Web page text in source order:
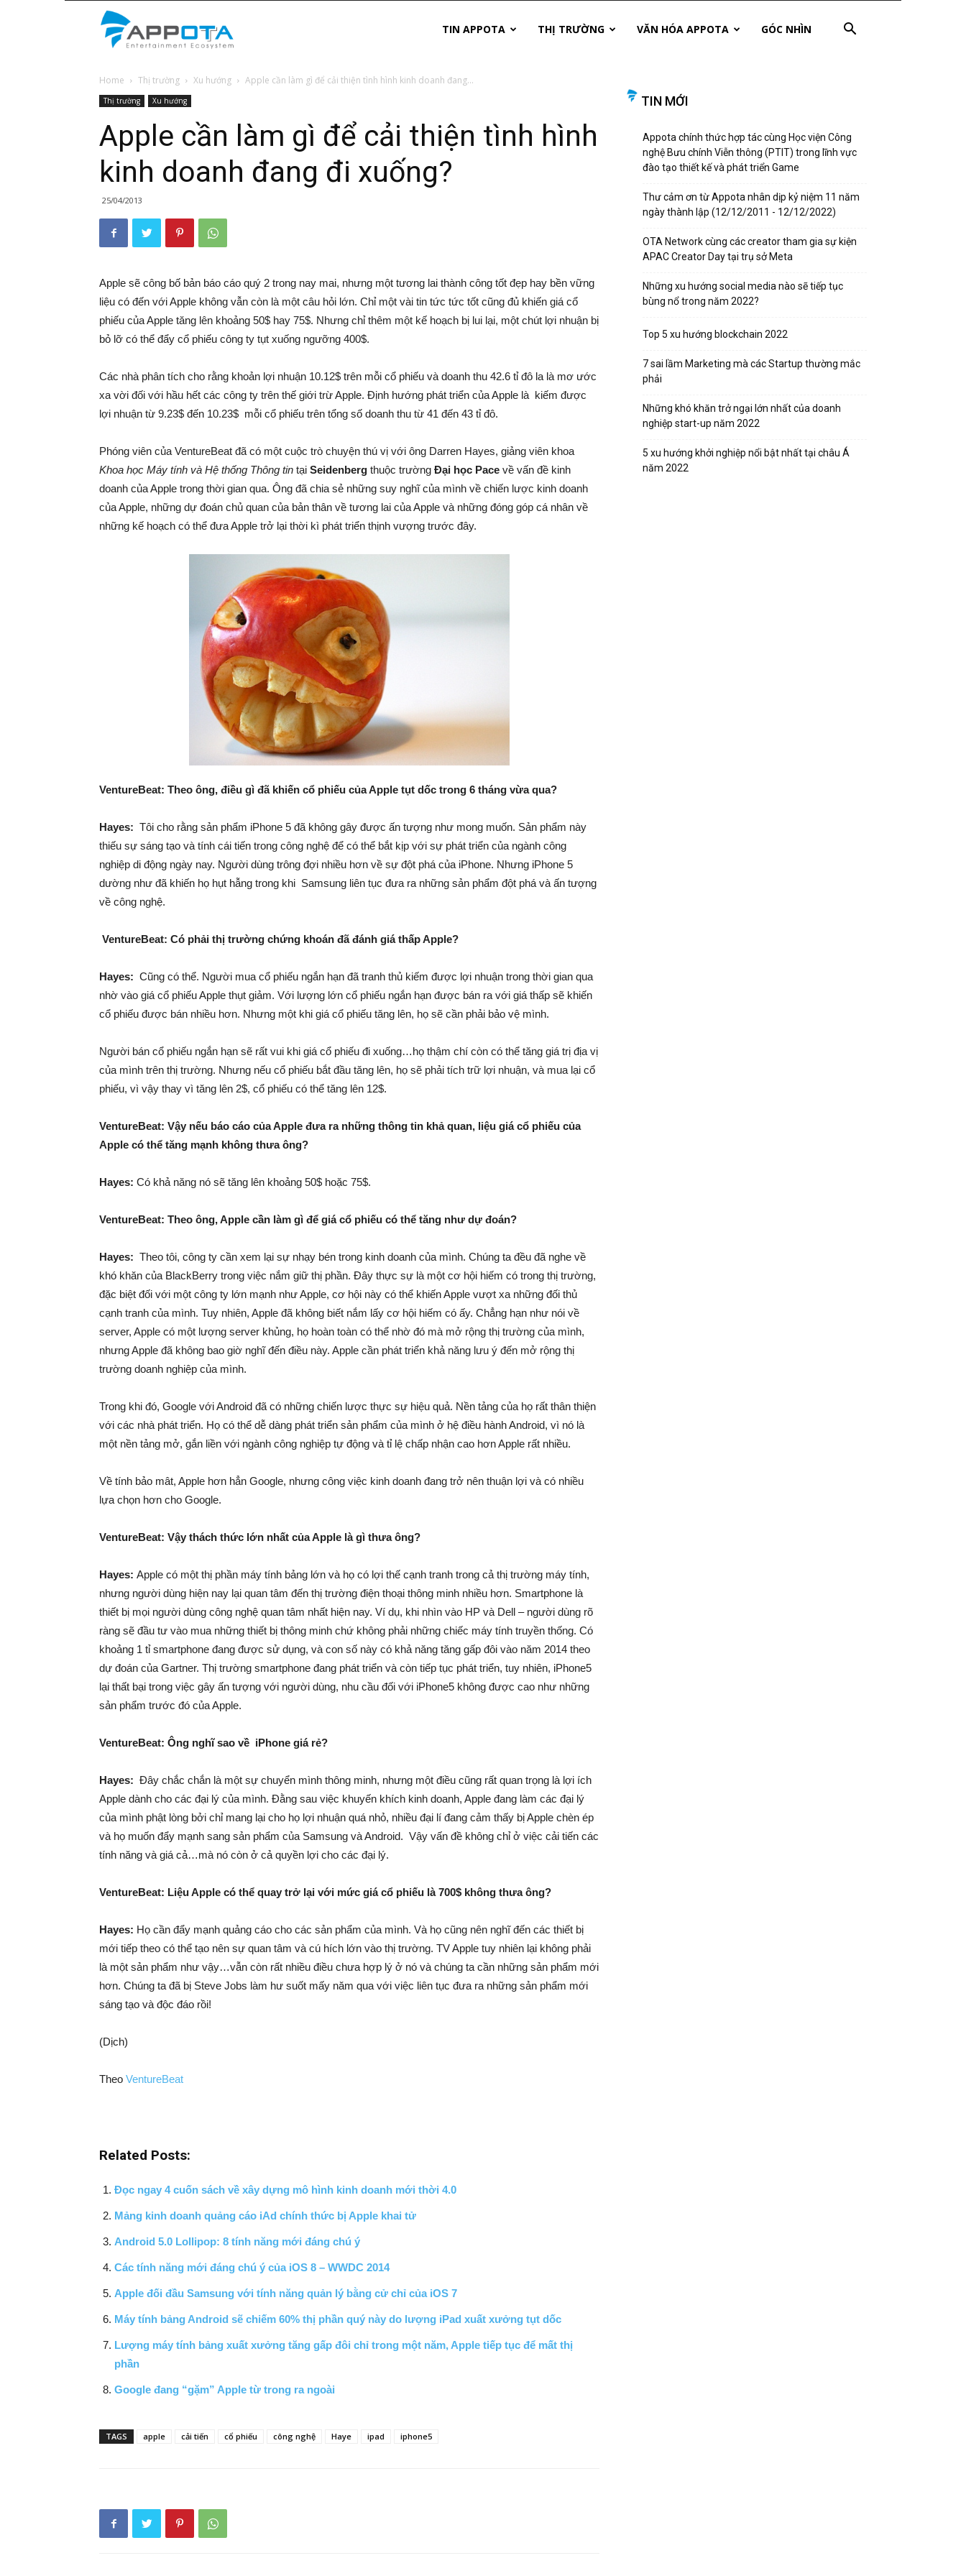
News
TIN APPOTA THỊ TRƯỜNG VĂN HÓA APPOTA GÓC NHÌN
Home Thị trường Xu hướng Apple cần làm gì để cải thiện tình hình kinh doanh đang...
Thị trường Xu hướng
Apple cần làm gì để cải thiện tình hình
kinh doanh đang đi xuống?
25/04/2013
Apple sẽ công bố bản báo cáo quý 2 trong nay mai, nhưng một tương lai thành công tốt đẹp hay bền vững
liệu có đến với Apple không vẫn còn là một câu hỏi lớn. Chỉ một vài tin tức tức tốt cũng đủ khiến giá cổ
phiếu của Apple tăng lên khoảng 50$ hay 75$. Nhưng chỉ thêm một kế hoạch bị lui lại, một chút lợi nhuận bị
bỏ lỡ có thể đẩy cổ phiếu công ty tụt xuống ngưỡng 400$.
Các nhà phân tích cho rằng khoản lợi nhuận 10.12$ trên mỗi cổ phiếu và doanh thu 42.6 tỉ đô la là mơ ước
xa vời đối với hầu hết các công ty trên thế giới trừ Apple. Định hướng phát triển của Apple là kiếm được
lợi nhuận từ 9.23$ đến 10.23$ mỗi cổ phiếu trên tổng số doanh thu từ 41 đến 43 tỉ đô.
Phóng viên của VentureBeat đã có một cuộc trò chuyện thú vị với ông Darren Hayes, giảng viên khoa
Khoa học Máy tính và Hệ thống Thông tin tại Seidenberg thuộc trường Đại học Pace về vấn đề kinh
doanh của Apple trong thời gian qua. Ông đã chia sẻ những suy nghĩ của mình về chiến lược kinh doanh
của Apple, những dự đoán chủ quan của bản thân về tương lai của Apple và những đóng góp cá nhân về
những kế hoạch có thể đưa Apple trở lại thời kì phát triển thịnh vượng trước đây.
VentureBeat: Theo ông, điều gì đã khiến cổ phiếu của Apple tụt dốc trong 6 tháng vừa qua?
Hayes: Tôi cho rằng sản phẩm iPhone 5 đã không gây được ấn tượng như mong muốn. Sản phẩm này
thiếu sự sáng tạo và tính cái tiến trong công nghệ để có thể bắt kịp với sự phát triển của ngành công
nghiệp di động ngày nay. Người dùng trông đợi nhiều hơn về sự đột phá của iPhone. Nhưng iPhone 5
dường như đã khiến họ hụt hẫng trong khi Samsung liên tục đưa ra những sản phẩm đột phá và ấn tượng
về công nghệ.
VentureBeat: Có phải thị trường chứng khoán đã đánh giá thấp Apple?
Hayes: Cũng có thể. Người mua cổ phiếu ngắn hạn đã tranh thủ kiếm được lợi nhuận trong thời gian qua
nhờ vào giá cổ phiếu Apple thụt giảm. Với lượng lớn cổ phiếu ngắn hạn được bán ra với giá thấp sẽ khiến
cổ phiếu được bán nhiều hơn. Nhưng một khi giá cổ phiếu tăng lên, họ sẽ cần phải bảo vệ mình.
Người bán cổ phiếu ngắn hạn sẽ rất vui khi giá cổ phiếu đi xuống…họ thậm chí còn có thể tăng giá trị địa vị
của mình trên thị trường. Nhưng nếu cổ phiếu bắt đầu tăng lên, họ sẽ phải tích trữ lợi nhuận, và mua lại cổ
phiếu, vì vậy thay vì tăng lên 2$, cổ phiếu có thể tăng lên 12$.
VentureBeat: Vậy nếu báo cáo của Apple đưa ra những thông tin khả quan, liệu giá cổ phiếu của
Apple có thể tăng mạnh không thưa ông?
Hayes: Có khả năng nó sẽ tăng lên khoảng 50$ hoặc 75$.
VentureBeat: Theo ông, Apple cần làm gì để giá cổ phiếu có thể tăng như dự đoán?
Hayes: Theo tôi, công ty cần xem lại sự nhạy bén trong kinh doanh của mình. Chúng ta đều đã nghe về
khó khăn của BlackBerry trong việc nắm giữ thị phần. Đây thực sự là một cơ hội hiếm có trong thị trường,
đặc biệt đối với một công ty lớn mạnh như Apple, cơ hội này có thể khiến Apple vượt xa những đối thủ
cạnh tranh của mình. Tuy nhiên, Apple đã không biết nắm lấy cơ hội hiếm có ấy. Chẳng hạn như nói về
server, Apple có một lượng server khủng, họ hoàn toàn có thể nhờ đó mà mở rộng thị trường của mình,
nhưng Apple đã không bao giờ nghĩ đến điều này. Apple cần phát triển khả năng lưu ý đến mở rộng thị
trường doanh nghiệp của mình.
Trong khi đó, Google với Android đã có những chiến lược thực sự hiệu quả. Nền tảng của họ rất thân thiện
với các nhà phát triển. Họ có thể dễ dàng phát triển sản phẩm của mình ở hệ điều hành Android, vì nó là
một nền tảng mở, gắn liền với ngành công nghiệp tự động và tỉ lệ chấp nhận cao hơn Apple rất nhiều.
Về tính bảo mât, Apple hơn hẳn Google, nhưng công việc kinh doanh đang trở nên thuận lợi và có nhiều
lựa chọn hơn cho Google.
VentureBeat: Vậy thách thức lớn nhất của Apple là gì thưa ông?
Hayes: Apple có một thị phần máy tính bảng lớn và họ có lợi thế cạnh tranh trong cả thị trường máy tính,
nhưng người dùng hiện nay lại quan tâm đến thị trường điện thoại thông minh nhiều hơn. Smartphone là
thiết bị mọi người dùng công nghệ quan tâm nhất hiện nay. Ví dụ, khi nhìn vào HP và Dell – người dùng rõ
ràng sẽ đầu tư vào mua những thiết bị thông minh chứ không phải những chiếc máy tính truyền thống. Có
khoảng 1 tỉ smartphone đang được sử dụng, và con số này có khả năng tăng gấp đôi vào năm 2014 theo
dự đoán của Gartner. Thị trường smartphone đang phát triển và còn tiếp tục phát triển, tuy nhiên, iPhone5
lại thất bại trong việc gây ấn tượng với người dùng, nhu cầu đối với iPhone5 không được cao như những
sản phẩm trước đó của Apple.
VentureBeat: Ông nghĩ sao về iPhone giá rẻ?
Hayes: Đây chắc chắn là một sự chuyển mình thông minh, nhưng một điều cũng rất quan trọng là lợi ích
Apple dành cho các đại lý của mình. Đằng sau việc khuyến khích kinh doanh, Apple đang làm các đại lý
của mình phật lòng bởi chỉ mang lại cho họ lợi nhuận quá nhỏ, nhiều đại lí đang cảm thấy bị Apple chèn ép
và họ muốn đẩy mạnh sang sản phẩm của Samsung và Android. Vậy vấn đề không chỉ ở việc cải tiến các
tính năng và giá cả…mà nó còn ở cả quyền lợi cho các đại lý.
VentureBeat: Liệu Apple có thể quay trở lại với mức giá cổ phiếu là 700$ không thưa ông?
Hayes: Họ cần đẩy mạnh quảng cáo cho các sản phẩm của mình. Và họ cũng nên nghĩ đến các thiết bị
mới tiếp theo có thể tạo nên sự quan tâm và cú hích lớn vào thị trường. TV Apple tuy nhiên lại không phải
là một sản phẩm như vậy…vẫn còn rất nhiều điều chưa hợp lý ở nó và chúng ta cần những sản phẩm mới
hơn. Chúng ta đã bị Steve Jobs làm hư suốt mấy năm qua với việc liên tục đưa ra những sản phẩm mới
sáng tạo và độc đáo rồi!
(Dịch)
Theo VentureBeat
Related Posts:
Đọc ngay 4 cuốn sách về xây dựng mô hình kinh doanh mới thời 4.0
Mảng kinh doanh quảng cáo iAd chính thức bị Apple khai tử
Android 5.0 Lollipop: 8 tính năng mới đáng chú ý
Các tính năng mới đáng chú ý của iOS 8 – WWDC 2014
Apple đối đầu Samsung với tính năng quản lý bằng cử chỉ của iOS 7
Máy tính bảng Android sẽ chiếm 60% thị phần quý này do lượng iPad xuất xưởng tụt dốc
Lượng máy tính bảng xuất xưởng tăng gấp đôi chỉ trong một năm, Apple tiếp tục để mất thị
phần
Google đang “gặm” Apple từ trong ra ngoài
TAGS apple cải tiến cổ phiếu công nghệ Haye ipad iphone5
TIN MỚI
Appota chính thức hợp tác cùng Học viện Công
nghệ Bưu chính Viễn thông (PTIT) trong lĩnh vực
đào tạo thiết kế và phát triển Game
Thư cảm ơn từ Appota nhân dịp kỷ niệm 11 năm
ngày thành lập (12/12/2011 - 12/12/2022)
OTA Network cùng các creator tham gia sự kiện
APAC Creator Day tại trụ sở Meta
Những xu hướng social media nào sẽ tiếp tục
bùng nổ trong năm 2022?
Top 5 xu hướng blockchain 2022
7 sai lầm Marketing mà các Startup thường mắc
phải
Những khó khăn trở ngại lớn nhất của doanh
nghiệp start-up năm 2022
5 xu hướng khởi nghiệp nổi bật nhất tại châu Á
năm 2022